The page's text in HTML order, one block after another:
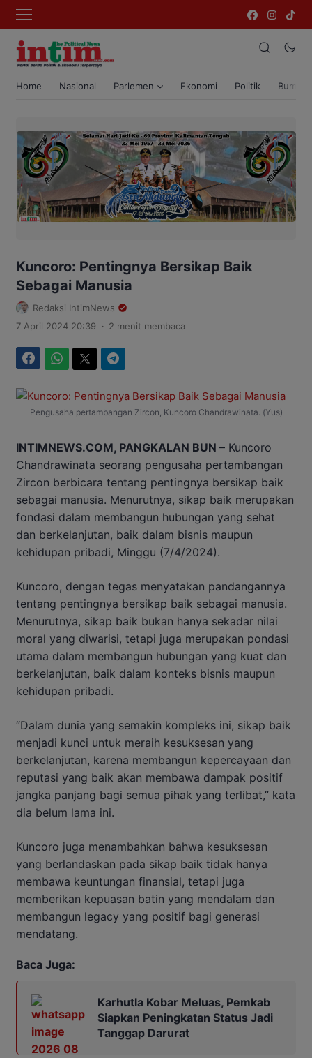
Home Nasional Parlemen Ekonomi Politik Bumi
Kuncoro: Pentingnya Bersikap Baik
Sebagai Manusia
Redaksi IntimNews
7 April 2024 20:39 . 2 menit membaca
Pengusaha pertambangan Zircon, Kuncoro Chandrawinata. (Yus)
INTIMNEWS.COM, PANGKALAN BUN – Kuncoro
Chandrawinata seorang pengusaha pertambangan
Zircon berbicara tentang pentingnya bersikap baik
sebagai manusia. Menurutnya, sikap baik merupakan
fondasi dalam membangun hubungan yang sehat
dan berkelanjutan, baik dalam bisnis maupun
kehidupan pribadi, Minggu (7/4/2024).
Kuncoro, dengan tegas menyatakan pandangannya
tentang pentingnya bersikap baik sebagai manusia.
Menurutnya, sikap baik bukan hanya sekadar nilai
moral yang diwarisi, tetapi juga merupakan pondasi
utama dalam membangun hubungan yang kuat dan
berkelanjutan, baik dalam konteks bisnis maupun
kehidupan pribadi.
“Dalam dunia yang semakin kompleks ini, sikap baik
menjadi kunci untuk meraih kesuksesan yang
berkelanjutan, karena membangun kepercayaan dan
reputasi yang baik akan membawa dampak positif
jangka panjang bagi semua pihak yang terlibat,” kata
dia belum lama ini.
Kuncoro juga menambahkan bahwa kesuksesan
yang berlandaskan pada sikap baik tidak hanya
membawa keuntungan finansial, tetapi juga
memberikan kepuasan batin yang mendalam dan
membangun legacy yang positif bagi generasi
mendatang.
Baca Juga:
Karhutla Kobar Meluas, Pemkab
Siapkan Peningkatan Status Jadi
Tanggap Darurat